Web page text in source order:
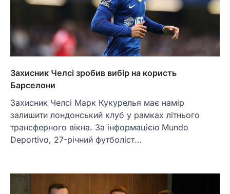
Захисник Челсі зробив вибір на користь
Барселони
Захисник Челсі Марк Кукурелья має намір
залишити лондонський клуб у рамках літнього
трансферного вікна. За інформацією Mundo
Deportivо, 27-річний футболіст…